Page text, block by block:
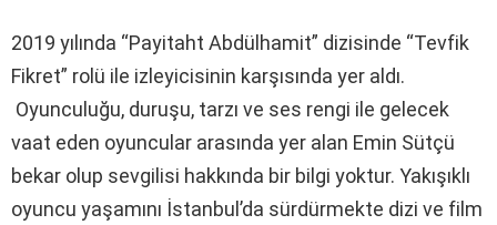
2019 yılında “Payitaht Abdülhamit” dizisinde “Tevfik
Fikret” rolü ile izleyicisinin karşısında yer aldı.
Oyunculuğu, duruşu, tarzı ve ses rengi ile gelecek
vaat eden oyuncular arasında yer alan Emin Sütçü
bekar olup sevgilisi hakkında bir bilgi yoktur. Yakışıklı
oyuncu yaşamını İstanbul’da sürdürmekte dizi ve film